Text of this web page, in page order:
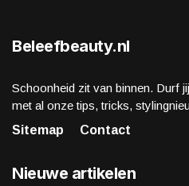
Beleefbeauty.nl
Schoonheid zit van binnen. Durf
met al onze tips, tricks,
Sitemap
Contact
Nieuwe artikelen